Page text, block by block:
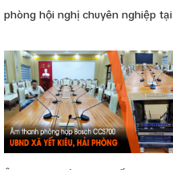
phòng hội nghị chuyên nghiệp tại